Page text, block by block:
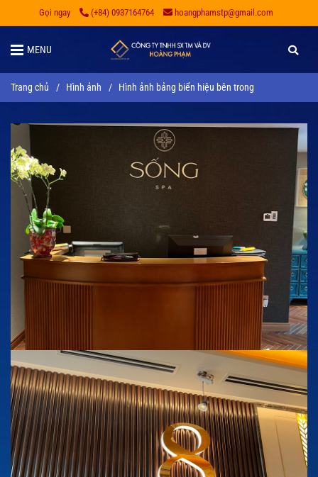
Gọi ngay (+84) 0937164764 hoangphamstp@gmail.com
MENU
Trang chủ / Hình ảnh / Hình ảnh bảng biển hiệu bên trong